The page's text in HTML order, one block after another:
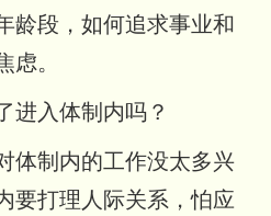
龄段，如何追求事业和
。
进入体制内吗？
体制内的工作没太多兴
要打理人际关系，怕应